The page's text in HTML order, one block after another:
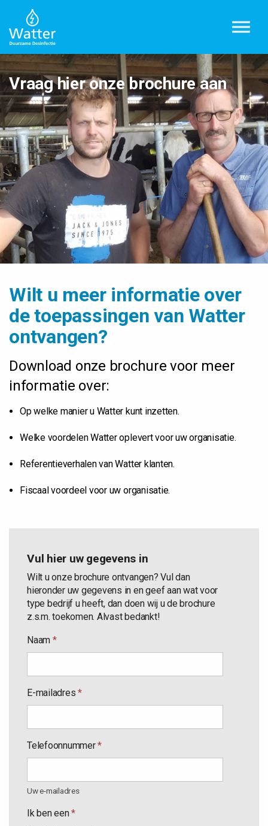
Vraag hier onze brochure aan
Wilt u meer informatie over
de toepassingen van Watter
ontvangen?
Download onze brochure voor meer
informatie over:
Op welke manier u Watter kunt inzetten.
Welke voordelen Watter oplevert voor uw organisatie.
Referentieverhalen van Watter klanten.
Fiscaal voordeel voor uw organisatie.
Vul hier uw gegevens in
Wilt u onze brochure ontvangen? Vul dan
hieronder uw gegevens in en geef aan wat voor
type bedrijf u heeft, dan doen wij u de brochure
z.s.m. toekomen. Alvast bedankt!
Naam *
E-mailadres*
Telefoonnummer*
Uw e-mailadres
Ik ben een*